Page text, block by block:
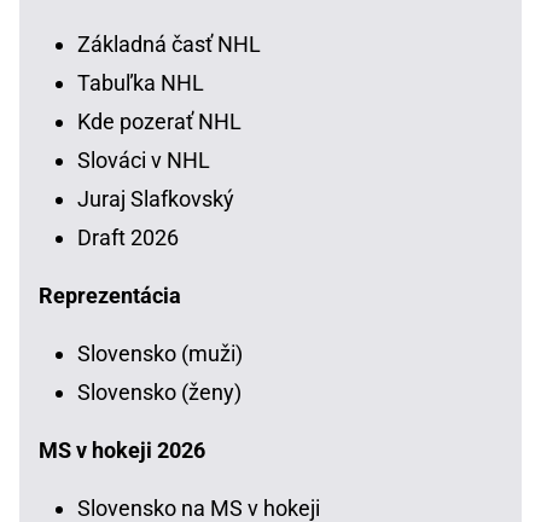
Základná časť NHL
Tabuľka NHL
Kde pozerať NHL
Slováci v NHL
Juraj Slafkovský
Draft 2026
Reprezentácia
Slovensko (muži)
Slovensko (ženy)
MS v hokeji 2026
Slovensko na MS v hokeji